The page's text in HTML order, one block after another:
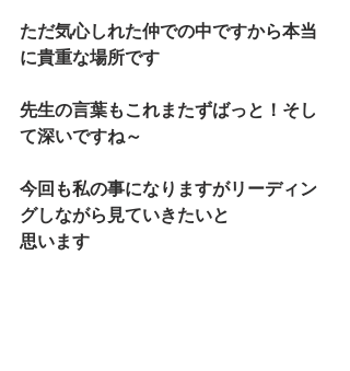
ただ気心しれた仲での中ですから本当
に貴重な場所です
先生の言葉もこれまたずばっと！そし
て深いですね～
今回も私の事になりますがリーディン
グしながら見ていきたいと
思います